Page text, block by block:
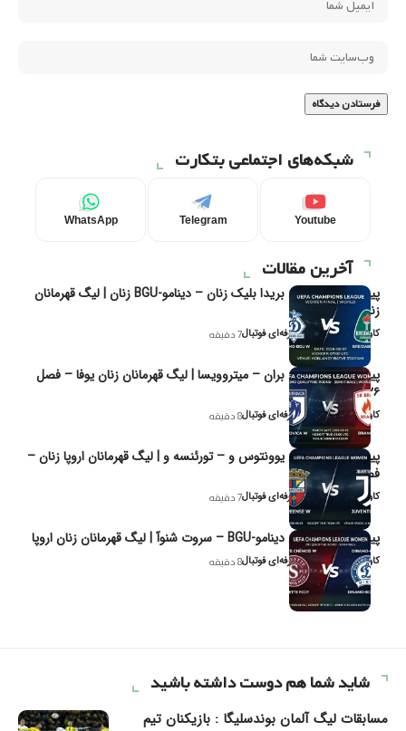
شبکه‌های اجتماعی بتکارت
Youtube
Telegram
WhatsApp
آخرین مقالات
پیش‌بینی و تحلیل بریدا بلیک زنان – دینامو-BGU زنان | لیگ قهرمانان
زنان یوفا
کاوه نیک‌فر، تحلیل‌گر حرفه‌ای فوتبال7 دقیقه
پیش‌بینی و تحلیل بران – میتروویسا | لیگ قهرمانان زنان یوفا – فصل
۲۰۲۶
کاوه نیک‌فر، تحلیل‌گر حرفه‌ای فوتبال8 دقیقه
پیش‌بینی و تحلیل یوونتوس و – تورئنسه و | لیگ قهرمانان اروپا زنان –
فصل ۲۰۲۶
کاوه نیک‌فر، تحلیل‌گر حرفه‌ای فوتبال7 دقیقه
پیش‌بینی و تحلیل دینامو-BGU – سروت شنوآ | لیگ قهرمانان زنان اروپا
کاوه نیک‌فر، تحلیل‌گر حرفه‌ای فوتبال8 دقیقه
شاید شما هم دوست داشته باشید
مسابقات لیگ آلمان بوندسلیگا : بازیکنان تیم